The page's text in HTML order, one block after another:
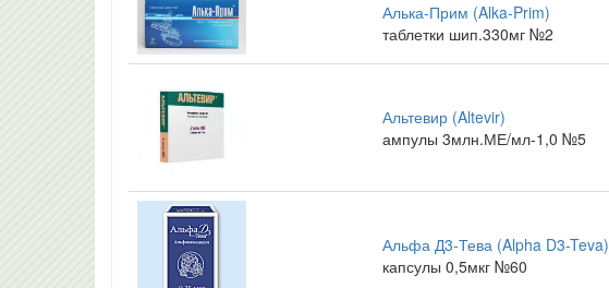
Алька-Прим (Alka-Prim)
таблетки шип.330мг №2
Альтевир (Altevir)
ампулы 3млн.МЕ/мл-1,0 №5
Альфа Д3-Тева (Alpha D3-Teva)
капсулы 0,5мкг №60